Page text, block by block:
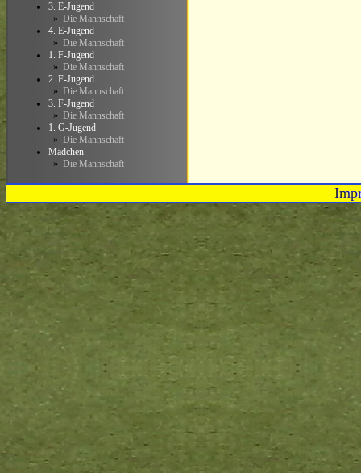
3. E-Jugend
» Die Mannschaft
4. E-Jugend
» Die Mannschaft
1. F-Jugend
» Die Mannschaft
2. F-Jugend
» Die Mannschaft
3. F-Jugend
» Die Mannschaft
1. G-Jugend
» Die Mannschaft
Mädchen
» Die Mannschaft